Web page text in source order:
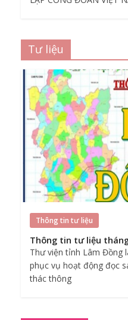
Tư liệu
Thông tin tư liệu
Thông tin tư liệu
Thư viện tỉnh Lâm Đồng
phục vụ hoạt động đọc
thác thông